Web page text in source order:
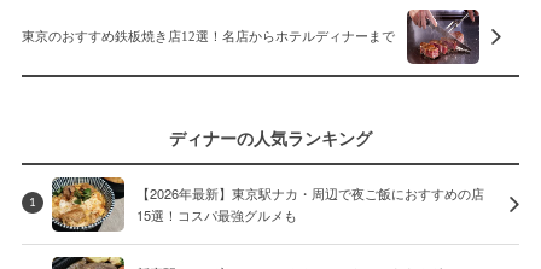
東京のおすすめ鉄板焼き店12選！名店からホテルディナーまで
ディナーの人気ランキング
1
【2026年最新】東京駅ナカ・周辺で夜ご飯におすすめの店
15選！コスパ最強グルメも